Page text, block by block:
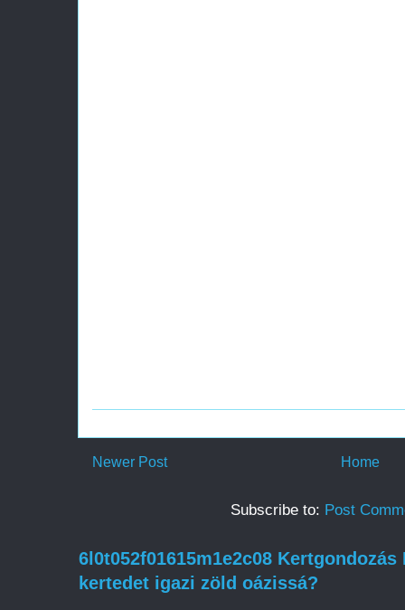
Newer Post Home
Subscribe to: Post
6l0t052f01615m1e2c08
kertedet igazi zöld oázissá?